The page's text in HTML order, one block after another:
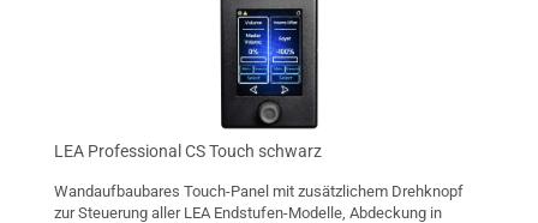
LEA Professional CS Touch schwarz
Wandaufbaubares Touch-Panel mit zusätzlichem Drehknopf
zur Steuerung aller LEA Endstufen-Modelle, Abdeckung in